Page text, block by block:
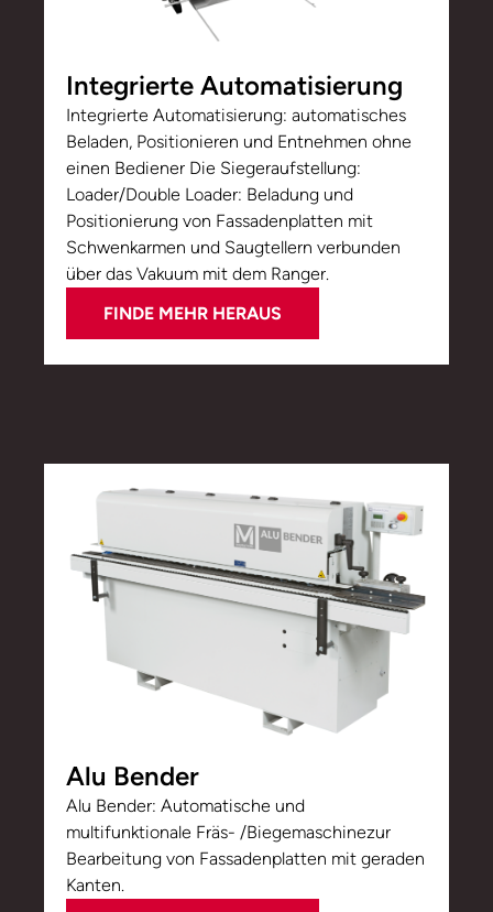
Integrierte Automatisierung
Integrierte Automatisierung: automatisches
Beladen, Positionieren und Entnehmen ohne
einen Bediener Die Siegeraufstellung:
Loader/Double Loader: Beladung und
Positionierung von Fassadenplatten mit
Schwenkarmen und Saugtellern verbunden
über das Vakuum mit dem Ranger.
FINDE MEHR HERAUS
Alu Bender
Alu Bender: Automatische und
multifunktionale Fräs- /Biegemaschinezur
Bearbeitung von Fassadenplatten mit geraden
Kanten.